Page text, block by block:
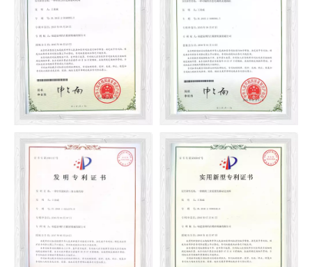
Cơ chế cán vải cho máy
đan tròn
Cơ chế lăn vải với lực kéo
liên tục
Một máy đan tròn liền mạch
có khả năng đan các vòng